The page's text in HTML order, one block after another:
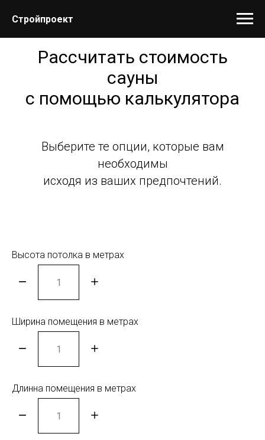
Стройпроект
Рассчитать стоимость
сауны
с помощью калькулятора
Выберите те опции, которые вам
необходимы
исходя из ваших предпочтений.
Высота потолка в метрах
Ширина помещения в метрах
Длинна помещения в метрах